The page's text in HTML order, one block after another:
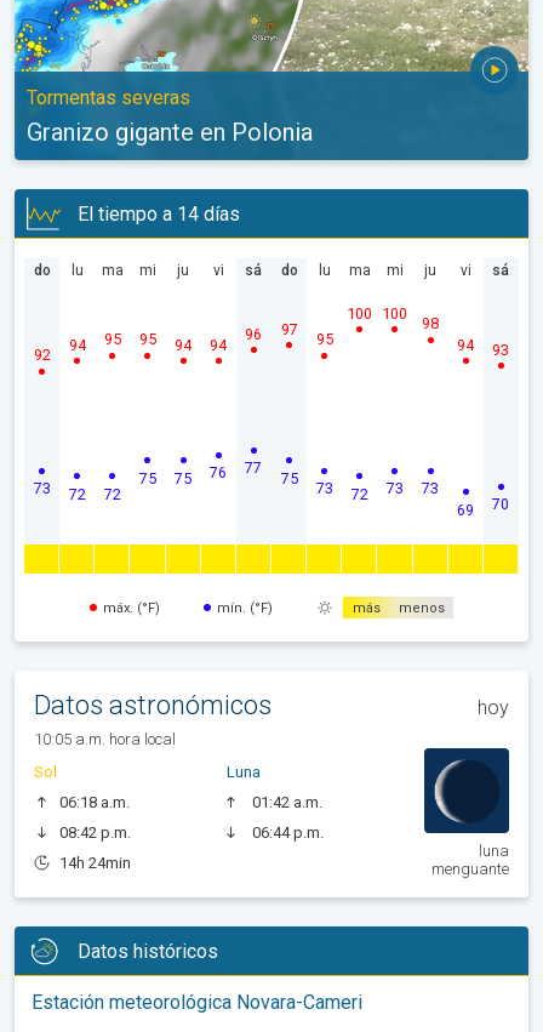
Tormentas severas
Granizo gigante en Polonia
El tiempo a 14 días
do
73
92
lu
72
94
ma
72
95
mi
75
95
ju
75
94
vi
76
94
sá
77
96
do
75
97
lu
73
95
ma
72
100
mi
73
100
ju
73
98
vi
69
94
sá
70
93
máx. (°F) mín. (°F) más menos
Datos astronómicos hoy
10:05 a.m. hora local
Sol
06:18 a.m.
08:42 p.m.
14h 24min
Luna
01:42 a.m.
06:44 p.m.
luna
menguante
Datos históricos
Estación meteorológica Novara-Cameri